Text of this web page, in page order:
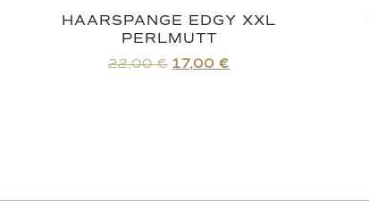
HAARSPANGE EDGY XXL
PERLMUTT
22,00€ 17,00 €